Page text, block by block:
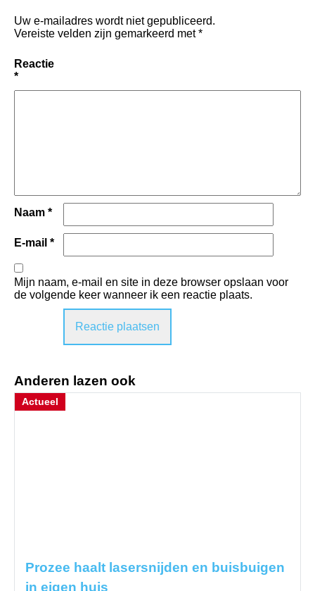
Uw e-mailadres wordt niet gepubliceerd.
Vereiste velden zijn gemarkeerd met*
Reactie
*
Naam *
E-mail *
Mijn naam, e-mail en site in deze browser opslaan voor
de volgende keer wanneer ik een reactie plaats.
Anderen lazen ook
Actueel
Prozee haalt lasersnijden en buisbuigen
in eigen huis